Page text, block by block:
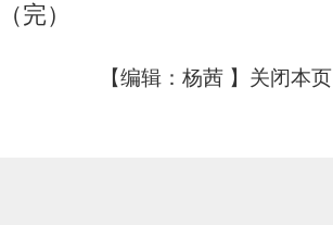
完）
【编辑：杨茜 】 关闭本页